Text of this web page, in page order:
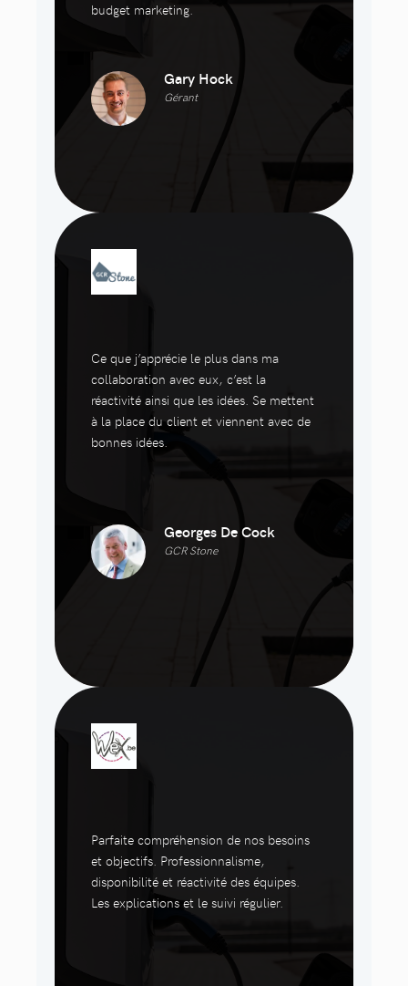
budget marketing.
Gary Hock
Gérant
Ce que j’apprécie le plus dans ma
collaboration avec eux, c’est la
réactivité ainsi que les idées. Se mettent
à la place du client et viennent avec de
bonnes idées.
Georges De Cock
GCR Stone
Parfaite compréhension de nos besoins
et objectifs. Professionnalisme,
disponibilité et réactivité des équipes.
Les explications et le suivi régulier.